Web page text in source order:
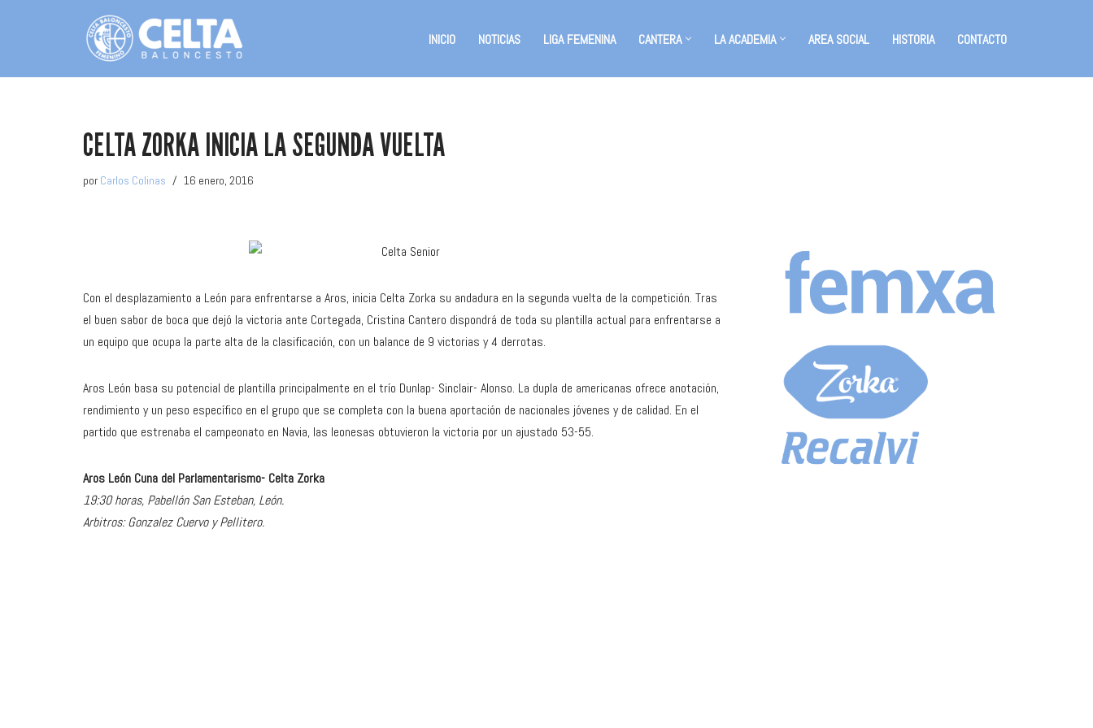
INICIO NOTICIAS LIGA FEMENINA CANTERA LA ACADEMIA AREA SOCIAL HISTORIA CONTACTO
CELTA ZORKA INICIA LA SEGUNDA VUELTA
por Carlos Colinas 16 enero, 2016
Con el desplazamiento a León para enfrentarse a Aros, inicia Celta Zorka su andadura en la segunda vuelta de la competición. Tras
el buen sabor de boca que dejó la victoria ante Cortegada, Cristina Cantero dispondrá de toda su plantilla actual para enfrentarse a
un equipo que ocupa la parte alta de la clasificación, con un balance de 9 victorias y 4 derrotas.
Aros León basa su potencial de plantilla principalmente en el trío Dunlap- Sinclair- Alonso. La dupla de americanas ofrece anotación,
rendimiento y un peso específico en el grupo que se completa con la buena aportación de nacionales jóvenes y de calidad. En el
partido que estrenaba el campeonato en Navia, las leonesas obtuvieron la victoria por un ajustado 53-55.
Aros León Cuna del Parlamentarismo- Celta Zorka
19:30 horas, Pabellón San Esteban, León.
Arbitros: Gonzalez Cuervo y Pellitero.